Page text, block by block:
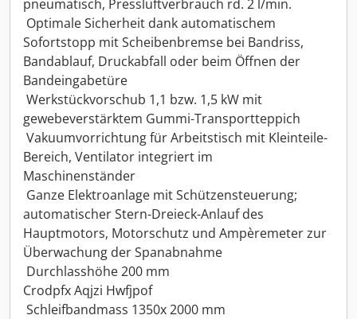
pneumatisch, Pressluftverbrauch rd. 2 l/min.
 Optimale Sicherheit dank automatischem
Sofortstopp mit Scheibenbremse bei Bandriss,
Bandablauf, Druckabfall oder beim Öffnen der
Bandeingabetüre
 Werkstückvorschub 1,1 bzw. 1,5 kW mit
gewebeverstärktem Gummi-Transportteppich
 Vakuumvorrichtung für Arbeitstisch mit Kleinteile-
Bereich, Ventilator integriert im
Maschinenständer
 Ganze Elektroanlage mit Schützensteuerung;
automatischer Stern-Dreieck-Anlauf des
Hauptmotors, Motorschutz und Ampèremeter zur
Überwachung der Spanabnahme
 Durchlasshöhe 200 mm
Crodpfx Aqjzi Hwfjpof
 Schleifbandmass 1350x 2000 mm